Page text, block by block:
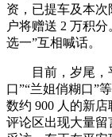
资，已提车及本
户将赠送 2 万积
选一”互相喊话。
目前，岁尾，平
口”“兰姐俏糊口”
数约 900 人的新
评论区出现大量